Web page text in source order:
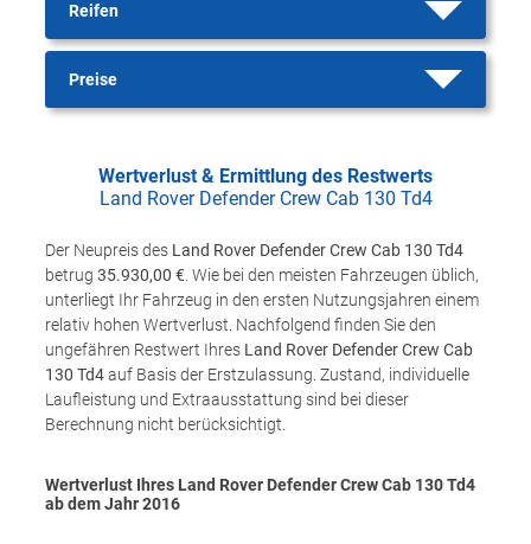
Reifen
Preise
Wertverlust & Ermittlung des Restwerts
Land Rover Defender Crew Cab 130 Td4
Der Neupreis des Land Rover Defender Crew Cab 130 Td4
betrug 35.930,00 € . Wie bei den meisten Fahrzeugen üblich,
unterliegt Ihr Fahrzeug in den ersten Nutzungsjahren einem
relativ hohen Wertverlust. Nachfolgend finden Sie den
ungefähren Restwert Ihres Land Rover Defender Crew Cab
130 Td4auf Basis der Erstzulassung. Zustand, individuelle
Laufleistung und Extraausstattung sind bei dieser
Berechnung nicht berücksichtigt.
Wertverlust Ihres Land Rover Defender Crew Cab 130 Td4
ab dem Jahr2016